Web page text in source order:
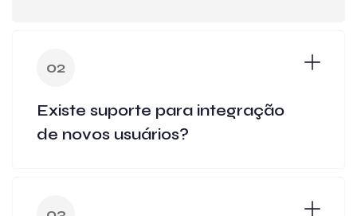
02
Existe suporte para integração
de novos usuários?